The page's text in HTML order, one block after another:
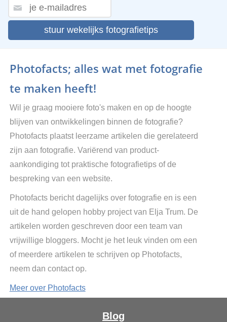
stuur wekelijks fotografietips
Photofacts; alles wat met fotografie
te maken heeft!
Wil je graag mooiere foto's maken en op de hoogte
blijven van ontwikkelingen binnen de fotografie?
Photofacts plaatst leerzame artikelen die gerelateerd
zijn aan fotografie. Variërend van product-
aankondiging tot praktische fotografietips of de
bespreking van een website.
Photofacts bericht dagelijks over fotografie en is een
uit de hand gelopen hobby project van Elja Trum. De
artikelen worden geschreven door een team van
vrijwillige bloggers. Mocht je het leuk vinden om een
of meerdere artikelen te schrijven op Photofacts,
neem dan contact op.
Meer over Photofacts
Blog